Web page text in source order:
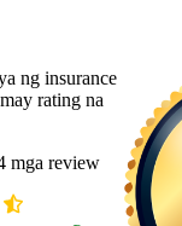
ng insurance
rating na
mga review